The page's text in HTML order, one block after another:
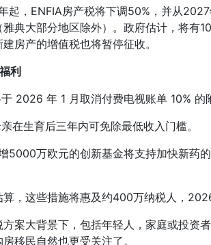
，ENFIA房产税将下调50%，并从2027
雅典大部分地区除外）。政府估计，将有
房产的增值税也将暂停征收。
利
2026 年 1 月取消付费电视账单 10% 的
生育后三年内可免除最低收入门槛。
万欧元的创新基金将支持加快新药
这些措施将惠及约400万纳税人，
大背景下，包括年轻人，家庭或投资
移民自然也更受关注了。